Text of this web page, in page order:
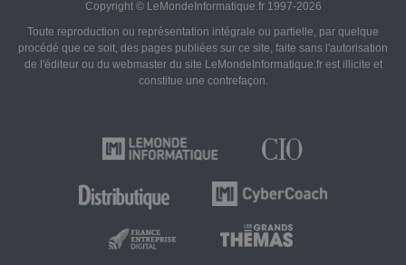
Copyright © LeMondeInformatique.fr 1997-2026
Toute reproduction ou représentation intégrale ou partielle, par quelque
procédé que ce soit, des pages publiées sur ce site, faite sans l'autorisation
de l'éditeur ou du webmaster du site LeMondeInformatique.fr est illicite et
constitue une contrefaçon.